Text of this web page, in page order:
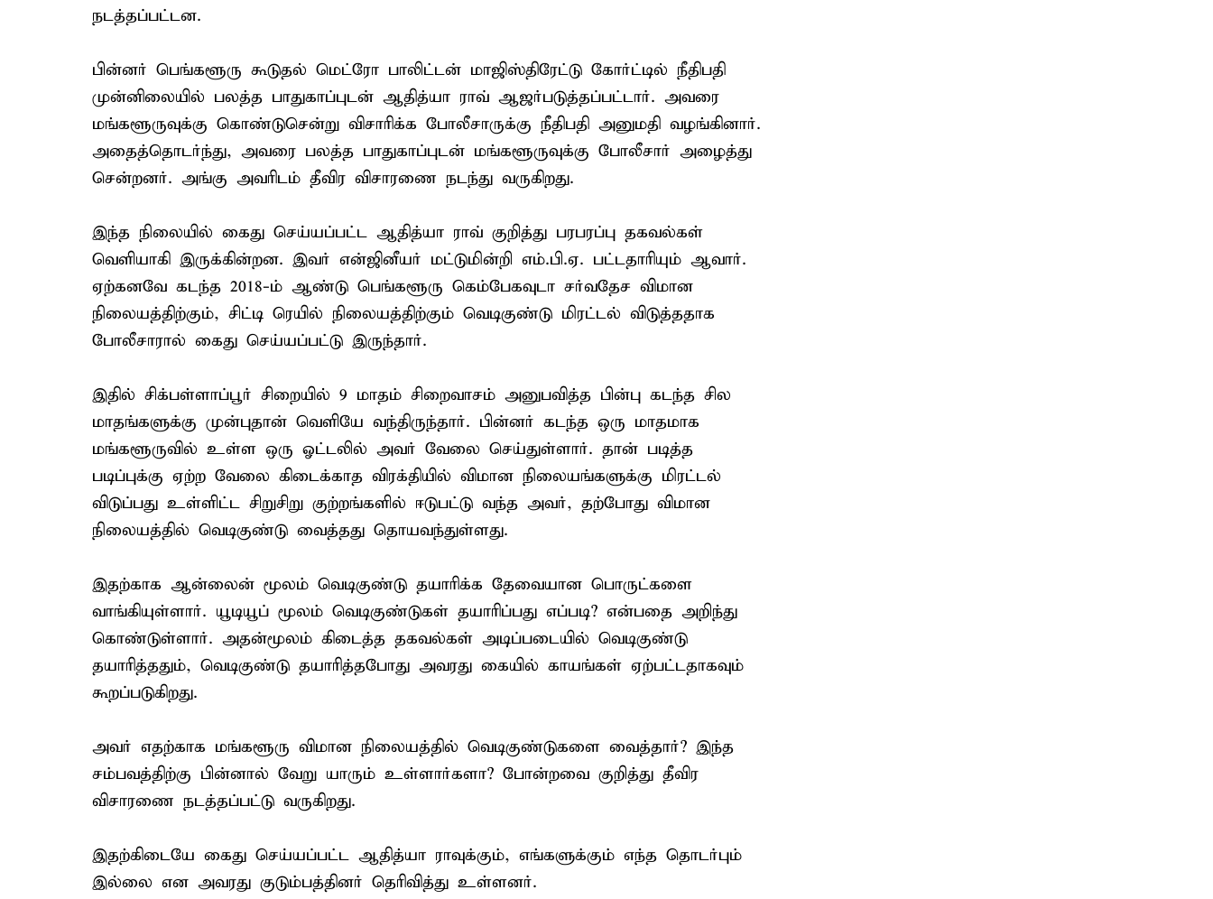
நடத்தப்பட்டன.
பின்னர் பெங்களூரு கூடுதல் மெட்ரோ பாலிட்டன் மாஜிஸ்திரேட்டு கோர்ட்டில் நீதிபதி
முன்னிலையில் பலத்த பாதுகாப்புடன் ஆதித்யா ராவ் ஆஜர்படுத்தப்பட்டார். அவரை
மங்களூருவுக்கு கொண்டுசென்று விசாரிக்க போலீசாருக்கு நீதிபதி அனுமதி வழங்கினார்.
அதைத்தொடர்ந்து, அவரை பலத்த பாதுகாப்புடன் மங்களூருவுக்கு போலீசார் அழைத்து
சென்றனர். அங்கு அவரிடம் தீவிர விசாரணை நடந்து வருகிறது.
இந்த நிலையில் கைது செய்யப்பட்ட ஆதித்யா ராவ் குறித்து பரபரப்பு தகவல்கள்
வெளியாகி இருக்கின்றன. இவர் என்ஜினீயர் மட்டுமின்றி எம்.பி.ஏ. பட்டதாரியும் ஆவார்.
ஏற்கனவே கடந்த 2018-ம் ஆண்டு பெங்களூரு கெம்பேகவுடா சர்வதேச விமான
நிலையத்திற்கும், சிட்டி ரெயில் நிலையத்திற்கும் வெடிகுண்டு மிரட்டல் விடுத்ததாக
போலீசாரால் கைது செய்யப்பட்டு இருந்தார்.
இதில் சிக்பள்ளாப்பூர் சிறையில் 9 மாதம் சிறைவாசம் அனுபவித்த பின்பு கடந்த சில
மாதங்களுக்கு முன்புதான் வெளியே வந்திருந்தார். பின்னர் கடந்த ஒரு மாதமாக
மங்களூருவில் உள்ள ஒரு ஓட்டலில் அவர் வேலை செய்துள்ளார். தான் படித்த
படிப்புக்கு ஏற்ற வேலை கிடைக்காத விரக்தியில் விமான நிலையங்களுக்கு மிரட்டல்
விடுப்பது உள்ளிட்ட சிறுசிறு குற்றங்களில் ஈடுபட்டு வந்த அவர், தற்போது விமான
நிலையத்தில் வெடிகுண்டு வைத்தது தொயவந்துள்ளது.
இதற்காக ஆன்லைன் மூலம் வெடிகுண்டு தயாரிக்க தேவையான பொருட்களை
வாங்கியுள்ளார். யூடியூப் மூலம் வெடிகுண்டுகள் தயாரிப்பது எப்படி? என்பதை அறிந்து
கொண்டுள்ளார். அதன்மூலம் கிடைத்த தகவல்கள் அடிப்படையில் வெடிகுண்டு
தயாரித்ததும், வெடிகுண்டு தயாரித்தபோது அவரது கையில் காயங்கள் ஏற்பட்டதாகவும்
கூறப்படுகிறது.
அவர் எதற்காக மங்களூரு விமான நிலையத்தில் வெடிகுண்டுகளை வைத்தார்? இந்த
சம்பவத்திற்கு பின்னால் வேறு யாரும் உள்ளார்களா? போன்றவை குறித்து தீவிர
விசாரணை நடத்தப்பட்டு வருகிறது.
இதற்கிடையே கைது செய்யப்பட்ட ஆதித்யா ராவுக்கும், எங்களுக்கும் எந்த தொடர்பும்
இல்லை என அவரது குடும்பத்தினர் தெரிவித்து உள்ளனர்.